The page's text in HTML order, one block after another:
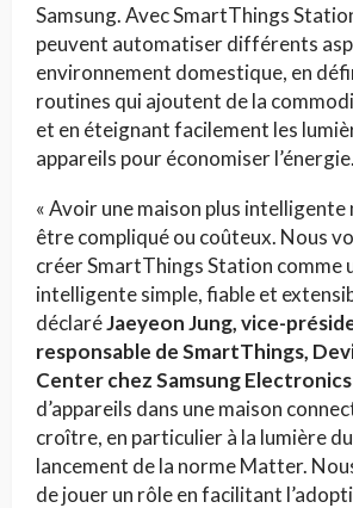
Samsung. Avec SmartThings
peuvent automatiser différents
environnement domestique, en
routines qui ajoutent de la
et en éteignant facilement les
appareils pour économiser l’énergie.
« Avoir une maison plus intelligente
être compliqué ou coûteux. Nous
créer SmartThings Station comme
intelligente simple, fiable et
déclaréJaeyeon Jung, vice-
responsable de SmartThings,
Center chez Samsung Electronics
d’appareils dans une maison
croître, en particulier à la lumière
lancement de la norme Matter.
de jouer un rôle en facilitant